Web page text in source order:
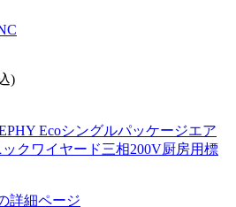
)
Ecoシングルパッケージエア
ク ワイヤード三相200V厨房用標